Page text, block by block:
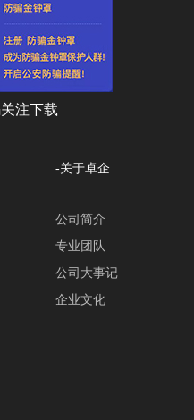
注下载
-关于卓企
公司简介
专业团队
公司大事记
企业文化